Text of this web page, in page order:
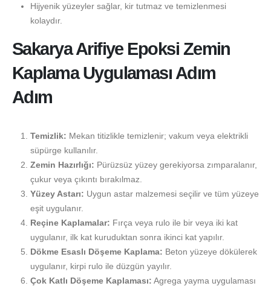
Hijyenik yüzeyler sağlar, kir tutmaz ve temizlenmesi
kolaydır.
Sakarya Arifiye Epoksi Zemin
Kaplama Uygulaması Adım
Adım
Temizlik: Mekan titizlikle temizlenir; vakum veya elektrikli
süpürge kullanılır.
Zemin Hazırlığı: Pürüzsüz yüzey gerekiyorsa zımparalanır,
çukur veya çıkıntı bırakılmaz.
Yüzey Astarı: Uygun astar malzemesi seçilir ve tüm yüzeye
eşit uygulanır.
Reçine Kaplamalar: Fırça veya rulo ile bir veya iki kat
uygulanır, ilk kat kuruduktan sonra ikinci kat yapılır.
Dökme Esaslı Döşeme Kaplama: Beton yüzeye dökülerek
uygulanır, kirpi rulo ile düzgün yayılır.
Çok Katlı Döşeme Kaplaması: Agrega yayma uygulaması